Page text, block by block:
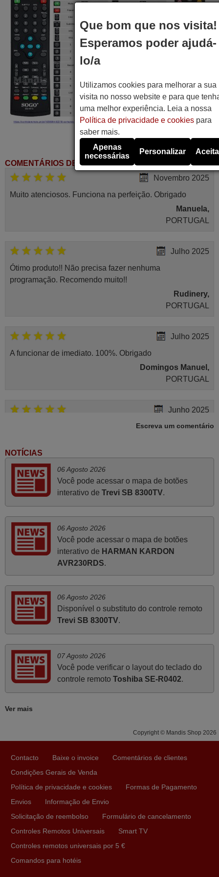
COMENTÁRIOS DE CLIENTES
Novembro 2025
Muito atenciosos. Funciona na perfeição. Obrigado
Manuela,
PORTUGAL
Julho 2025
Ótimo produto!! Não precisa fazer nenhuma
programação. Recomendo muito!!
Rudinery,
PORTUGAL
Julho 2025
A funcionar de imediato. 100%. Obrigado
Domingos Manuel,
PORTUGAL
Junho 2025
Já recebi o comando bem embalado mas não é de
e seu funcionamento perfeito, a rapidez na entrega e a
vossa eficiência no processo. Gostaria de salientar que
foi de extrema importância a vossa informação acerca de
como usar o comando sem usar por marca mas
tinham comandos universais mas podiam não funcionar.
Muito obrigada.
PORTUGAL
Março 2026
Boa noite. Dando correspondência ao solicitado no corpo
do vosso email supra sobre a minha opinião, quero
cliente, clareza de instruções durante o processo,
ISTO DOU DOU A NOTA MÁXIMA DE 5 ESTRELAS.
Sinceramente, faço votos para que assim continuem, pois
infelizmente vai sendo raro encontrar Empresas cuja
como a demonstrada por vós. Apresento os meus
cumprimentos.
Escreva um comentário
NOTÍCIAS
06 Agosto 2026
Você pode acessar o mapa de botões
interativo de Trevi SB 8300TV.
06 Agosto 2026
Você pode acessar o mapa de botões
interativo de HARMAN KARDON
AVR230RDS.
06 Agosto 2026
Disponível o substituto do controle remoto
Trevi SB 8300TV.
07 Agosto 2026
Você pode verificar o layout do teclado do
controle remoto Toshiba SE-R0402.
Ver mais
Copyright © Mandis Shop 2026
Contacto Baixe o invoice
Comentários de clientes
Condições Gerais de Venda
Política de privacidade e cookies
Formas de Pagamento
Envios
Informação de Envio
Solicitação de reembolso
Formulário de cancelamento
Controles Remotos Universais
Smart TV
Controles remotos universais por 5 €
Comandos para hotéis
Que bom que nos visita!
Esperamos poder ajudá-
lo/a
Utilizamos cookies para melhorar a sua
visita no nosso website e para que
uma melhor experiência. Leia a nossa
Política de privacidade e cookiespara
saber mais.
Apenas
necessárias
Personalizar